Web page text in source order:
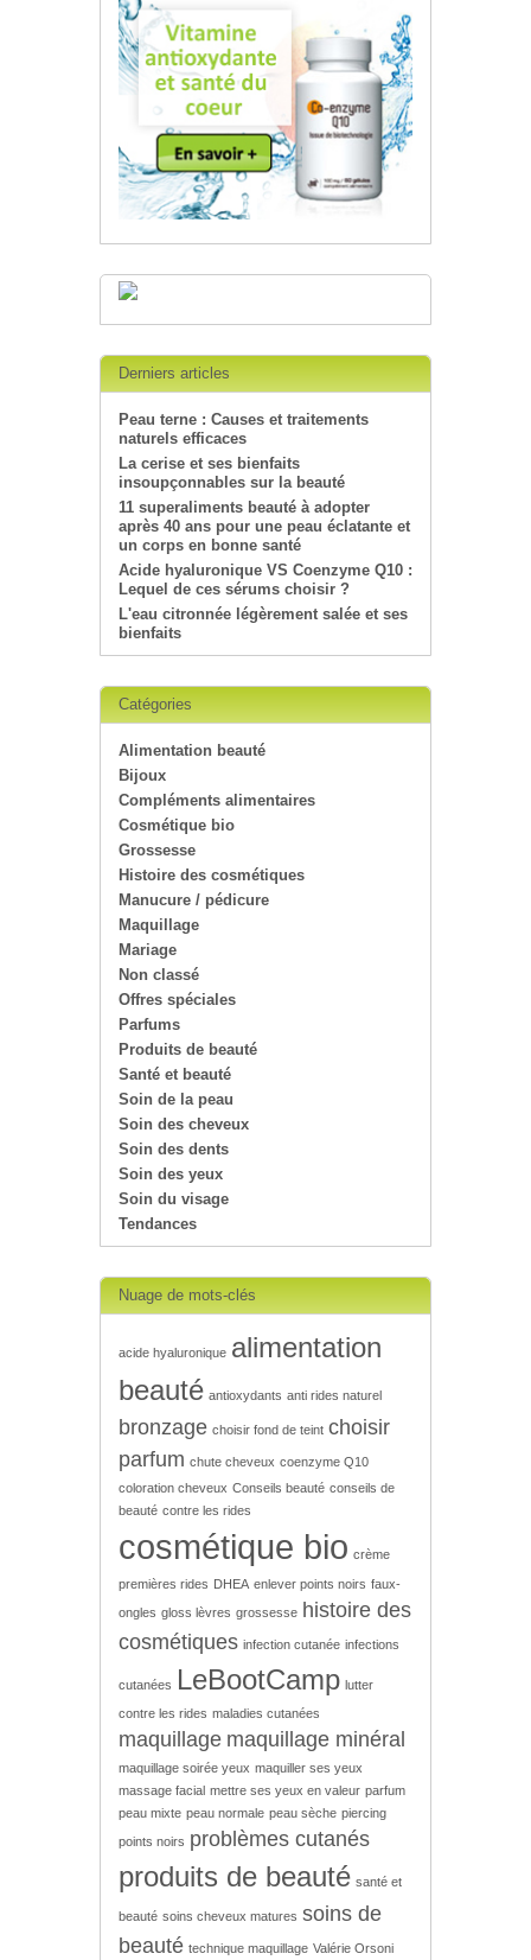
Derniers articles
Peau terne : Causes et traitements
naturels efficaces
La cerise et ses bienfaits
insoupçonnables sur la beauté
11 superaliments beauté à adopter
après 40 ans pour une peau éclatante et
un corps en bonne santé
Acide hyaluronique VS Coenzyme Q10 :
Lequel de ces sérums choisir ?
L'eau citronnée légèrement salée et ses
bienfaits
Catégories
Alimentation beauté
Bijoux
Compléments alimentaires
Cosmétique bio
Grossesse
Histoire des cosmétiques
Manucure / pédicure
Maquillage
Mariage
Non classé
Offres spéciales
Parfums
Produits de beauté
Santé et beauté
Soin de la peau
Soin des cheveux
Soin des dents
Soin des yeux
Soin du visage
Tendances
Nuage de mots-clés
acide hyaluronique alimentation
beauté antioxydants anti rides naturel
bronzage choisir fond de teint choisir
parfum chute cheveux coenzyme Q10
coloration cheveux Conseils beauté conseils de
beauté contre les rides
cosmétique bio crème
premières rides DHEA enlever points noirs faux-
ongles gloss lèvres grossesse histoire des
cosmétiques infection cutanée infections
cutanées LeBootCamp lutter
contre les rides maladies cutanées
maquillage maquillage minéral
maquillage soirée yeux maquiller ses yeux
massage facial mettre ses yeux en valeur parfum
peau mixte peau normale peau sèche piercing
points noirs problèmes cutanés
produits de beauté santé et
beauté soins cheveux matures soins de
beauté technique maquillage Valérie Orsoni